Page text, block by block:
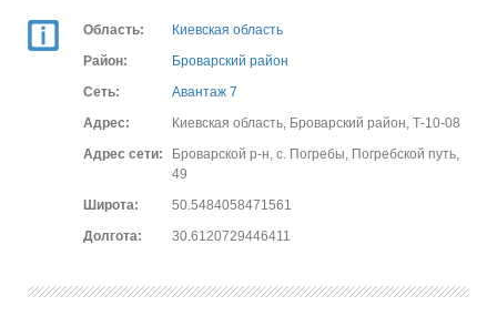
Область:
Киевская область
Район:
Броварский район
Сеть:
Авантаж 7
Адрес:
Киевская область, Броварский район, Т-10-08
Адрес сети:
Броварской р-н, с. Погребы, Погребской путь,
49
Широта:
50.5484058471561
Долгота:
30.6120729446411